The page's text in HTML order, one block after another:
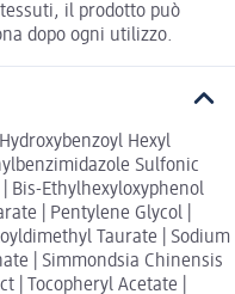
il prodotto può
dopo ogni utilizzo.
Hexyl
Sulfonic
Bis-Ethylhexyloxyphenol
| Pentylene Glycol |
Taurate | Sodium
| Simmondsia Chinensis
| Tocopheryl Acetate |